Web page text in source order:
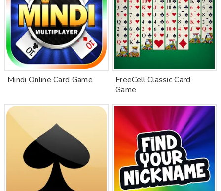
Mindi Online Card Game
FreeCell Classic Card
Game